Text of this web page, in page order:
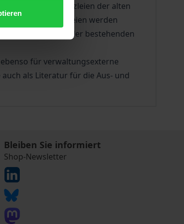
die Staatskanzleien der alten
der Staatskanzleien werden
die Entwicklung der bestehenden
für verwaltungsexterne
als Literatur für die Aus- und
Bleiben Sie informiert
Shop-Newsletter